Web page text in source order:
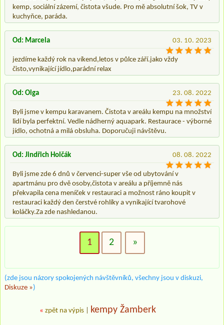
kemp, sociální zázemí, čistota všude. Pro mě absolutní šok, TV v
kuchyňce, paráda.
03. 10. 2023
Od: Marcela
jezdíme každý rok na víkend,letos v půlce září.jako vždy
čisto,vynikající jídlo,parádní relax
23. 08. 2022
Od: Olga
Byli jsme v kempu karavanem. Čistota v areálu kempu na množství
lidí byla perfektní. Vedle nádherný aquapark. Restaurace - výborné
jídlo, ochotná a milá obsluha. Doporučuji návštěvu.
08. 08. 2022
Od: Jindřich Holčák
Byli jsme zde 6 dnů v červenci-super vše od ubytování v
apartmánu pro dvě osoby,čistota v areálu a příjemně nás
překvapila cena meníček v restauraci a možnost ráno koupit v
restauraci každý den čerstvé rohlíky a vynikající tvarohové
koláčky.Za zde nashledanou.
1 2 »
(zde jsou názory spokojených návštěvníků, všechny jsou v diskuzi,
Diskuze »)
« zpět na výpis kempy Žamberk